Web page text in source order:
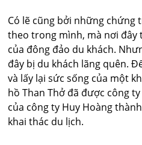
Có lẽ cũng bởi những chứng
theo trong mình, mà nơi
của đông đảo du khách.
đây bị du khách lãng quên.
và lấy lại sức sống của một
hồ Than Thở đã được công
của công ty Huy Hoàng
khai thác du lịch.